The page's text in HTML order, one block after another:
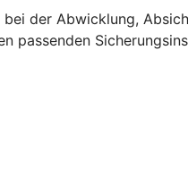
der Abwicklung,
passenden